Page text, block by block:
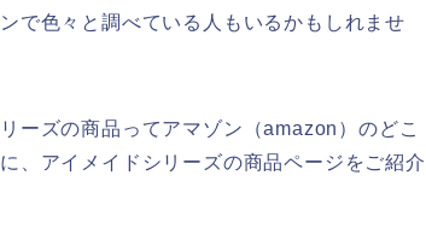
で色々と調べている人もいるかもしれませ
ーズの商品ってアマゾン（amazon）のどこ
、アイメイドシリーズの商品ページをご紹介